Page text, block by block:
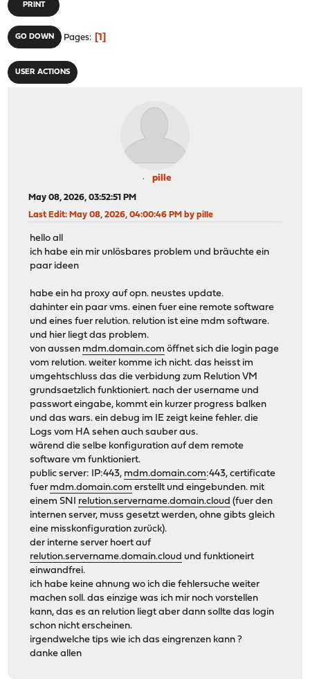
PRINT
GO DOWN Pages 1
USER ACTIONS
pille
May 08, 2026, 03:52:51 PM
Last Edit: May 08, 2026, 04:00:46 PM by pille
hello all
ich habe ein mir unlösbares problem und bräuchte ein
paar ideen
habe ein ha proxy auf opn. neustes update.
dahinter ein paar vms. einen fuer eine remote software
und eines fuer relution. relution ist eine mdm software.
und hier liegt das problem.
von aussen mdm.domain.com öffnet sich die login page
vom relution. weiter komme ich nicht. das heisst im
umgehtschluss das die verbidung zum Relution VM
grundsaetzlich funktioniert. nach der username und
passwort eingabe, kommt ein kurzer progress balken
und das wars. ein debug im IE zeigt keine fehler. die
Logs vom HA sehen auch sauber aus.
wärend die selbe konfiguration auf dem remote
software vm funktioniert.
public server: IP:443, mdm.domain.com:443, certificate
fuer mdm.domain.com erstellt und eingebunden. mit
einem SNI relution.servername.domain.cloud (fuer den
internen server, muss gesetzt werden, ohne gibts gleich
eine misskonfiguration zurück).
der interne server hoert auf
relution.servername.domain.cloud und funktioneirt
einwandfrei.
ich habe keine ahnung wo ich die fehlersuche weiter
machen soll. das einzige was ich mir noch vorstellen
kann, das es an relution liegt aber dann sollte das login
schon nicht erscheinen.
irgendwelche tips wie ich das eingrenzen kann ?
danke allen